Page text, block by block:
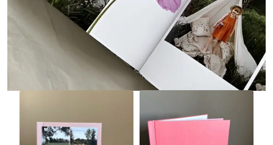
• Выбор цвета фона
• Загрузка фото и текста
акварельных красок
• Выбор цвета фона
• Загрузка фото и текста